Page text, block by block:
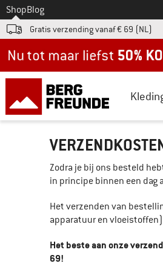
Naar
ShopBlog
Gratis verzending vanaf € 69 (NL)
Zodra je bij ons besteld
in principe binnen een dag
Het verzenden van
apparatuur en
Het beste aan onze
69!